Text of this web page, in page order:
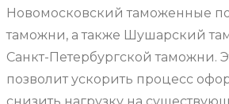
Новомосковский таможенные
таможни, а также Шушарский
Санкт-Петербургской таможни.
позволит ускорить процесс